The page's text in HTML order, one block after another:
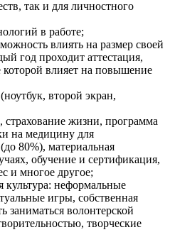
так и для личностного
в работе;
влиять на размер своей
год проходит аттестация,
влияет на повышение
второй экран,
жизни, программа
на медицину для
80%), материальная
обучение и сертификация,
и многое другое;
культура: неформальные
игры, собственная
заниматься волонтерской
творческие